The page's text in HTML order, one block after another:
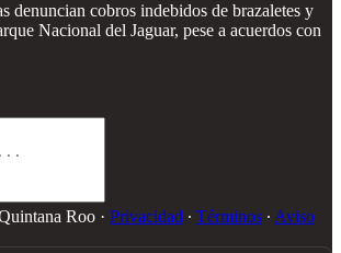
denuncian cobros indebidos de brazaletes y
Nacional del Jaguar, pese a acuerdos con
Roo · Privacidad ∙ Términos ∙ Aviso